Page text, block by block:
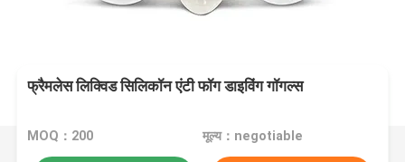
फ्रैमलेस लिक्विड सिलिकॉन एंटी फॉग डाइविंग गॉगल्स
MOQ：200 मूल्य：negotiable